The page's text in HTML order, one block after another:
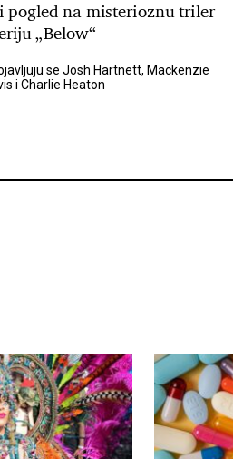
na misterioznu triler
„Below“
se Josh Hartnett, Mackenzie
i Charlie Heaton